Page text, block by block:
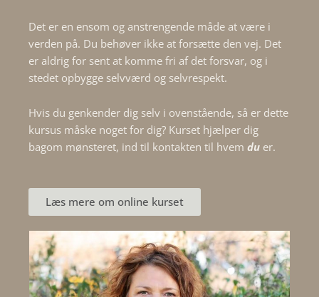
Det er en ensom og anstrengende måde at være i
verden på. Du behøver ikke at forsætte den vej. Det
er aldrig for sent at komme fri af det forsvar, og i
stedet opbygge selvværd og selvrespekt.
Hvis du genkender dig selv i ovenstående, så er dette
kursus måske noget for dig? Kurset hjælper dig
bagom mønsteret, ind til kontakten til hvem du er.
Læs mere om online kurset